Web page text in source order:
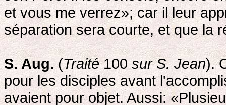
et vous me verrez»; car il leur
séparation sera courte, et que la
S. Aug.(Traité100sur S. Jean).
pour les disciples avant
avaient pour objet. Aussi: